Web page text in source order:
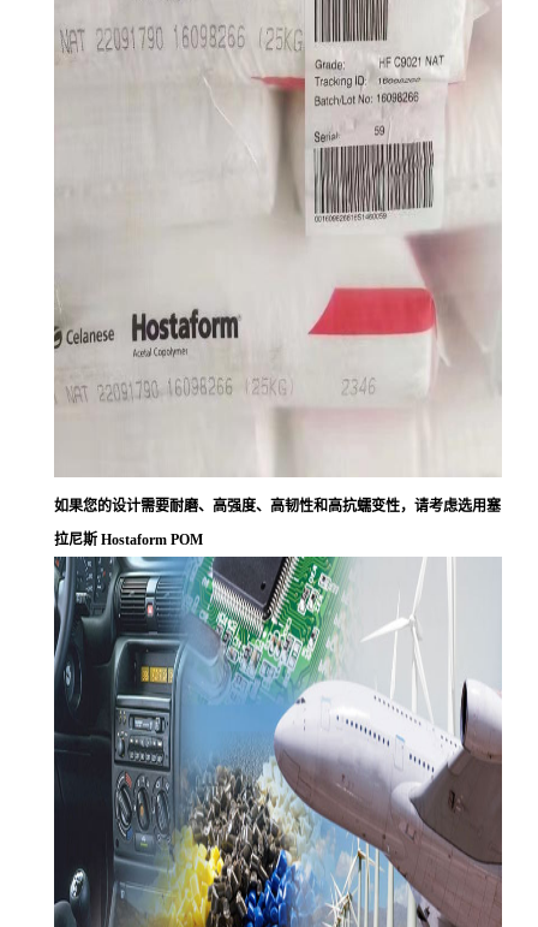
如果您的设计需要耐磨、高强度、高韧性和高抗蠕变性，请考虑选用塞
拉尼斯 Hostaform POM